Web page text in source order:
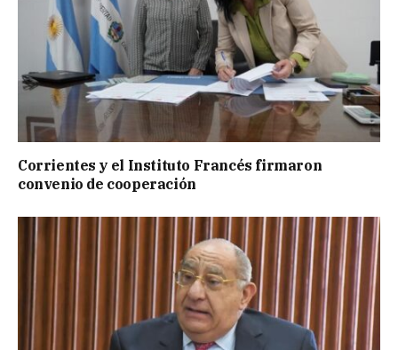
Corrientes y el Instituto Francés firmaron
convenio de cooperación